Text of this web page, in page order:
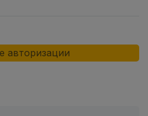
авторизации